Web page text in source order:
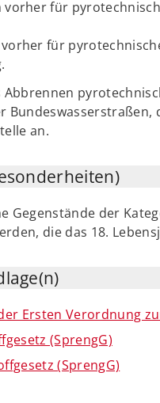
für
für
Abbrennen
an.
Gegenstände der
die das 18.
Ersten Verordnung
(SprengG)
(SprengG)